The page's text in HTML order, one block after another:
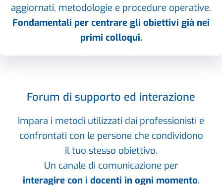
aggiornati, metodologie e procedure operative.
Fondamentali per centrare gli obiettivi già nei
primi colloqui.
Forum di supporto ed interazione
Impara i metodi utilizzati dai professionisti e
confrontati con le persone che condividono
il tuo stesso obiettivo.
Un canale di comunicazione per
interagire con i docenti in ogni momento.